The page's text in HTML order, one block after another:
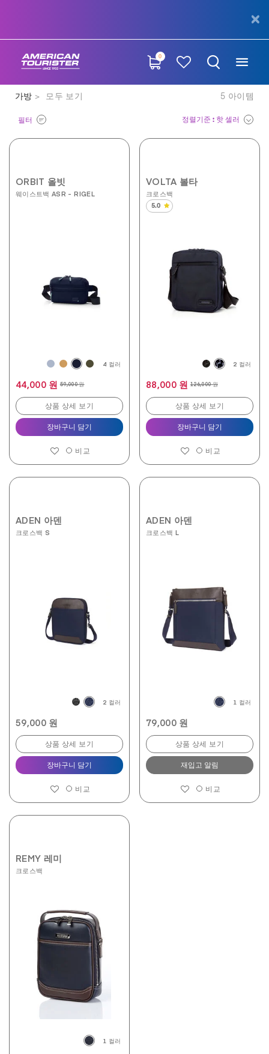
0
가방 모두 보기 5 아이템
정렬기준 : 핫 셀러
필터
4 컬러
ORBIT 올빗
웨이스트백 ASR - RIGEL
44,000 원 59,000 원
상품 상세 보기
장바구니 담기
비교
2 컬러
VOLTA 볼타
크로스백
5.0
별
88,000 원 126,000 원
상품 상세 보기
장바구니 담기
비교
2 컬러
ADEN 아덴
크로스백 S
59,000 원
상품 상세 보기
장바구니 담기
비교
1 컬러
ADEN 아덴
크로스백 L
79,000 원
상품 상세 보기
재입고 알림
비교
1 컬러
REMY 레미
크로스백